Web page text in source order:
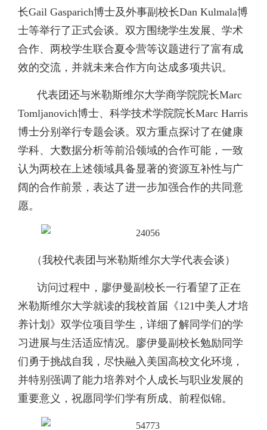
长Gail Gasparich博士及外事副校长Dan Kulmala博
士等举行了正式会谈。双方围绕学生发展、学术
合作、两校学生联合夏令营等议题进行了富有成
效的交流，并就未来合作方向达成多项共识。
代表团还与米勒斯维尔大学商学院院长Marc
Tomljanovich博士、科学技术学院院长Marc Harris
博士分别举行专题会谈。双方重点探讨了在健康
学科、大数据分析等前沿领域的合作可能，一致
认为两校在上述领域具备显著的资源互补性与广
阔的合作前景，表达了进一步加强合作的共同意
愿。
（我校代表团与米勒斯维尔大学代表会谈）
访问过程中，廖伊曼副校长一行看望了正在
米勒斯维尔大学就读的我校首届《121中美人才培
养计划》双学位项目学生，详细了解同学们的学
习进展与生活适应情况。 廖伊曼副校长勉励同学
们勇于挑战自我，尽快融入美国高校文化环境，
并特别强调了能力培养对个人成长与职业发展的
重要意义，祝愿同学们学有所成、前程似锦。